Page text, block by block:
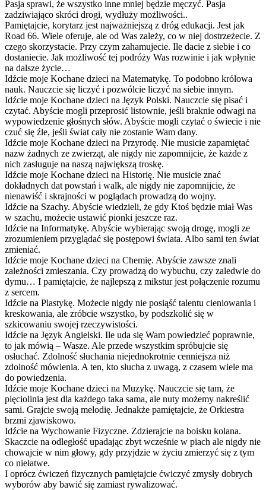
Pasja sprawi, że wszystko inne mniej będzie męczyć. Pasja
zadziwiająco skróci drogi, wydłuży możliwości..
Pamiętajcie, korytarz jest najważniejszą z dróg edukacji. Jest jak
Road 66. Wiele oferuje, ale od Was zależy, co w niej dostrzeżecie. Z
czego skorzystacie. Przy czym zahamujecie. Ile dacie z siebie i co
dostaniecie. Jak możliwość tej podróży Was rozwinie i jak wpłynie
na dalsze życie…
Idźcie moje Kochane dzieci na Matematykę. To podobno królowa
nauk. Nauczcie się liczyć i pozwólcie liczyć na siebie innym.
Idźcie moje Kochane dzieci na Język Polski. Nauczcie się pisać i
czytać. Abyście mogli przeprosić listownie, jeśli braknie odwagi na
wypowiedzenie głośnych słów. Abyście mogli czytać o świecie i nie
czuć się źle, jeśli świat cały nie zostanie Wam dany.
Idźcie moje Kochane dzieci na Przyrodę. Nie musicie zapamiętać
nazw żadnych ze zwierząt, ale nigdy nie zapomnijcie, że każde z
nich zasługuje na naszą największą troskę.
Idźcie moje Kochane dzieci na Historię. Nie musicie znać
dokładnych dat powstań i walk, ale nigdy nie zapomnijcie, że
nienawiść i skrajności w poglądach prowadzą do wojny.
Idźcie na Szachy. Abyście wiedzieli, że gdy Ktoś będzie miał Was
w szachu, możecie ustawić pionki jeszcze raz.
Idźcie na Informatykę. Abyście wybierając swoją drogę, mogli ze
zrozumieniem przyglądać się postępowi świata. Albo sami ten świat
zmieniać.
Idźcie moje Kochane dzieci na Chemię. Abyście zawsze znali
zależności zmieszania. Czy prowadzą do wybuchu, czy zaledwie do
dymu… I pamiętajcie, że najlepszą z mikstur jest połączenie rozumu
z sercem.
Idźcie na Plastykę. Możecie nigdy nie posiąść talentu cieniowania i
kreskowania, ale zróbcie wszystko, by podszkolić się w
szkicowaniu swojej rzeczywistości.
Idźcie na Język Angielski. Ile uda się Wam powiedzieć poprawnie,
to jak mówią – Wasze. Ale przede wszystkim spróbujcie się
osłuchać. Zdolność słuchania niejednokrotnie cenniejsza niż
zdolność mówienia. A ten, kto słucha z uwagą, z czasem wiele ma
do powiedzenia.
Idźcie moje Kochane dzieci na Muzykę. Nauczcie się tam, że
pięciolinia jest dla każdego taka sama, ale nuty możemy nakreślić
sami. Grajcie swoją melodię. Jednakże pamiętajcie, że Orkiestra
brzmi zjawiskowo.
Idźcie na Wychowanie Fizyczne. Zdzierajcie na boisku kolana.
Skaczcie na odległość upadając zbyt wcześnie w piach ale nigdy nie
chowajcie w nim głowy, gdy przyjdzie w życiu zmierzyć się z tym
co niełatwe.
I oprócz ćwiczeń fizycznych pamiętajcie ćwiczyć zmysły dobrych
wyborów aby bawić się zamiast rywalizować.